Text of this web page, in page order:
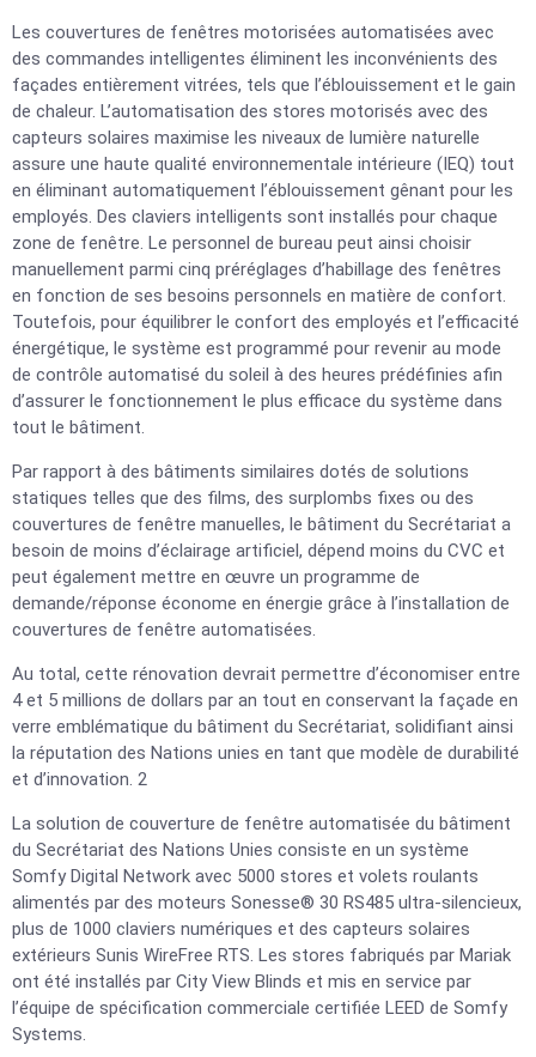
Les couvertures de fenêtres motorisées automatisées avec
des commandes intelligentes éliminent les inconvénients des
façades entièrement vitrées, tels que l’éblouissement et le gain
de chaleur. L’automatisation des stores motorisés avec des
capteurs solaires maximise les niveaux de lumière naturelle
assure une haute qualité environnementale intérieure (IEQ) tout
en éliminant automatiquement l’éblouissement gênant pour les
employés. Des claviers intelligents sont installés pour chaque
zone de fenêtre. Le personnel de bureau peut ainsi choisir
manuellement parmi cinq préréglages d’habillage des fenêtres
en fonction de ses besoins personnels en matière de confort.
Toutefois, pour équilibrer le confort des employés et l’efficacité
énergétique, le système est programmé pour revenir au mode
de contrôle automatisé du soleil à des heures prédéfinies afin
d’assurer le fonctionnement le plus efficace du système dans
tout le bâtiment.
Par rapport à des bâtiments similaires dotés de solutions
statiques telles que des films, des surplombs fixes ou des
couvertures de fenêtre manuelles, le bâtiment du Secrétariat a
besoin de moins d’éclairage artificiel, dépend moins du CVC et
peut également mettre en œuvre un programme de
demande/réponse économe en énergie grâce à l’installation de
couvertures de fenêtre automatisées.
Au total, cette rénovation devrait permettre d’économiser entre
4 et 5 millions de dollars par an tout en conservant la façade en
verre emblématique du bâtiment du Secrétariat, solidifiant ainsi
la réputation des Nations unies en tant que modèle de durabilité
et d’innovation. 2
La solution de couverture de fenêtre automatisée du bâtiment
du Secrétariat des Nations Unies consiste en un système
Somfy Digital Network avec 5000 stores et volets roulants
alimentés par des moteurs Sonesse® 30 RS485 ultra-silencieux,
plus de 1000 claviers numériques et des capteurs solaires
extérieurs Sunis WireFree RTS. Les stores fabriqués par Mariak
ont été installés par City View Blinds et mis en service par
l’équipe de spécification commerciale certifiée LEED de Somfy
Systems.